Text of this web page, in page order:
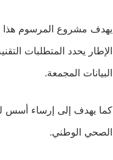
يهدف مشروع المرسوم هذا
الإطار يحدد المتطلبات
البيانات المجمعة.
كما يهدف إلى إرساء أسس
الصحي الوطني.